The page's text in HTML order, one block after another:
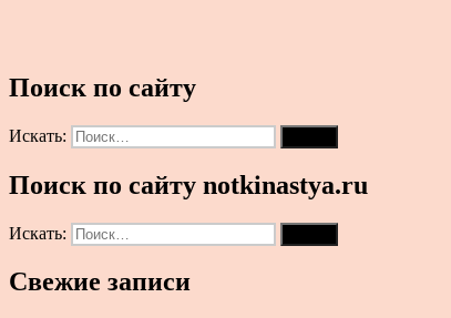
Поиск по сайту
Искать:
Поиск по сайту notkinastya.ru
Искать:
Свежие записи